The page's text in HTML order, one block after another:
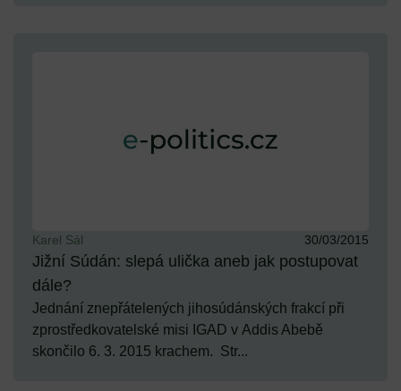
Karel Sál 30/03/2015
Jižní Súdán: slepá ulička aneb jak postupovat
dále?
Jednání znepřátelených jihosúdánských frakcí při
zprostředkovatelské misi IGAD v Addis Abebě
skončilo 6. 3. 2015 krachem. Str...